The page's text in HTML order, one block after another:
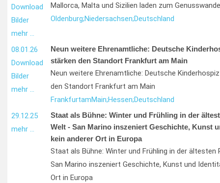
Download
Bilder
mehr …
Mallorca, Malta und Sizilien laden zum
Oldenburg;Niedersachsen;Deutschland
08.01.26
Download
Bilder
mehr …
Neun weitere Ehrenamtliche: Deutsche
stärken den Standort Frankfurt am Main
Neun weitere Ehrenamtliche: Deutsche
den Standort Frankfurt am Main
FrankfurtamMain;Hessen;Deutschland
29.12.25
mehr …
Staat als Bühne: Winter und Frühling in der
Welt - San Marino inszeniert Geschichte, Kunst
kein anderer Ort in Europa
Staat als Bühne: Winter und Frühling in der ältesten
San Marino inszeniert Geschichte, Kunst und
Ort in Europa